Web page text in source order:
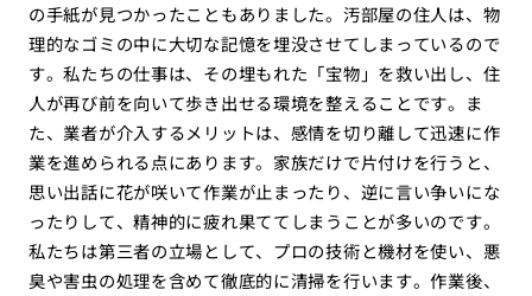
の手紙が見つかったこともありました。汚部屋の住人は、物
理的なゴミの中に大切な記憶を埋没させてしまっているので
す。私たちの仕事は、その埋もれた「宝物」を救い出し、住
人が再び前を向いて歩き出せる環境を整えることです。ま
た、業者が介入するメリットは、感情を切り離して迅速に作
業を進められる点にあります。家族だけで片付けを行うと、
思い出話に花が咲いて作業が止まったり、逆に言い争いにな
ったりして、精神的に疲れ果ててしまうことが多いのです。
私たちは第三者の立場として、プロの技術と機材を使い、悪
臭や害虫の処理を含めて徹底的に清掃を行います。作業後、